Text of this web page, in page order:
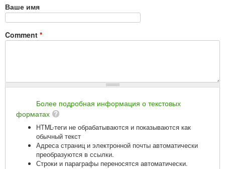
Ваше имя
Comment *
Более подробная информация о текстовых
форматах
HTML-теги не обрабатываются и показываются как
обычный текст
Адреса страниц и электронной почты автоматически
преобразуются в ссылки.
Строки и параграфы переносятся автоматически.